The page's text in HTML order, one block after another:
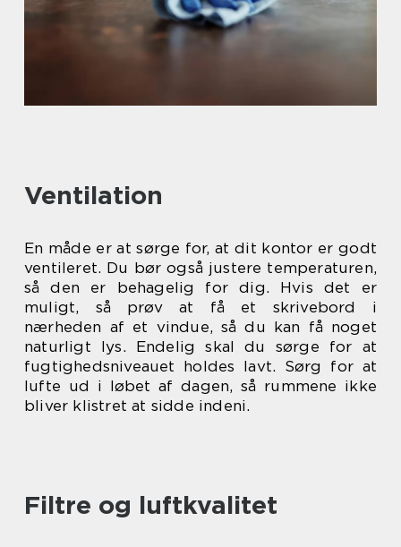
Ventilation
En måde er at sørge for, at dit kontor er godt
ventileret. Du bør også justere temperaturen,
så den er behagelig for dig. Hvis det er
muligt, så prøv at få et skrivebord i
nærheden af et vindue, så du kan få noget
naturligt lys. Endelig skal du sørge for at
fugtighedsniveauet holdes lavt. Sørg for at
lufte ud i løbet af dagen, så rummene ikke
bliver klistret at sidde indeni.
Filtre og luftkvalitet